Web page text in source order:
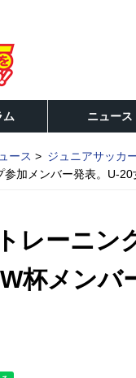
ム ニュース
ース
ジュニアサッカ
加メンバー発表。U-
レーニ
杯メンバ